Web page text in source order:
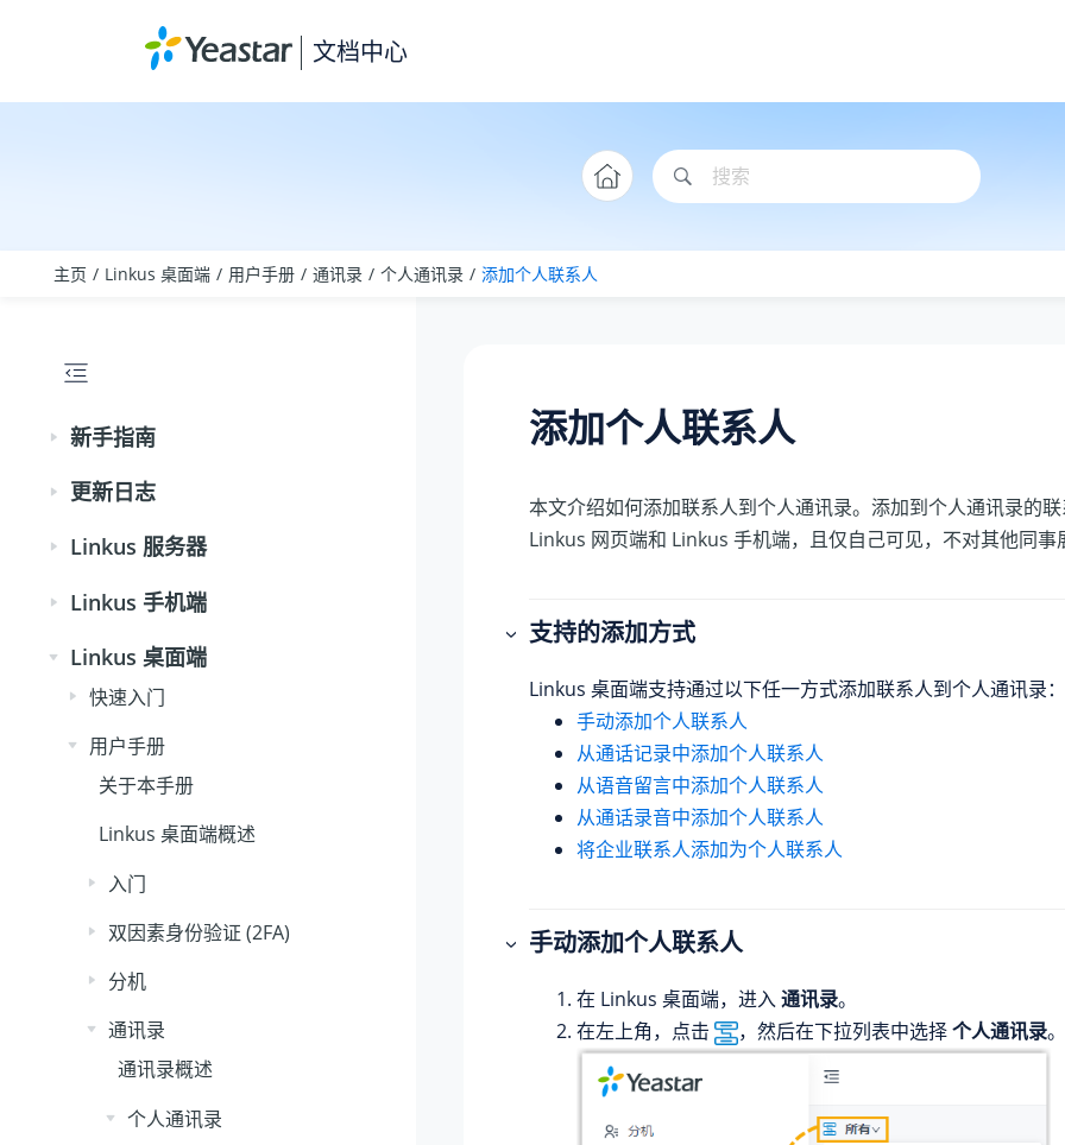
文档中心
主页 Linkus 桌面端 用户手册 通讯录 个人通讯录 添加个人联系人
新手指南
更新日志
Linkus 服务器
Linkus 手机端
Linkus 桌面端
快速入门
用户手册
关于本手册
Linkus 桌面端概述
入门
双因素身份验证 (2FA)
分机
通讯录
通讯录概述
个人通讯录
添加个人联系人
本文介绍如何添加联系人到个人通讯录。添加到个人通讯录的
Linkus 网页端和 Linkus 手机端，且仅自己可见，不对其他同事
支持的添加方式
Linkus 桌面端支持通过以下任一方式添加联系人到个人通讯录：
手动添加个人联系人
从通话记录中添加个人联系人
从语音留言中添加个人联系人
从通话录音中添加个人联系人
将企业联系人添加为个人联系人
手动添加个人联系人
在 Linkus 桌面端，进入通讯录。
在左上角，点击
，然后在下拉列表中选择个人通讯录。